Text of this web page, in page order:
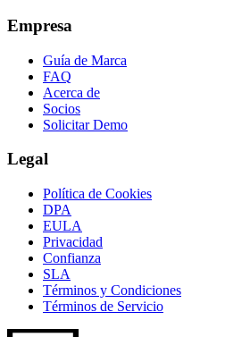
Empresa
Guía de Marca
FAQ
Acerca de
Socios
Solicitar Demo
Legal
Política de Cookies
DPA
EULA
Privacidad
Confianza
SLA
Términos y Condiciones
Términos de Servicio